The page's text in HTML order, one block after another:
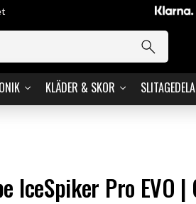
KLÄDER & SKOR
IceSpiker Pro EVO